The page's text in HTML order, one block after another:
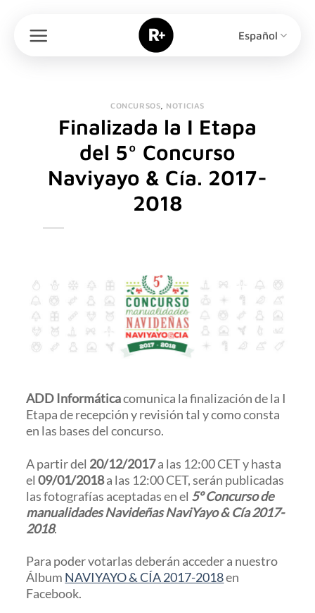
contenido
Español
CONCURSOS NOTICIAS
Finalizada la I Etapa
del 5º Concurso
Naviyayo & Cía. 2017-
2018
ADD Informáticacomunica la finalización de la I
Etapa de recepción y revisión tal y como consta
en las bases del concurso.
A partir del 20/12/2017a las 12:00 CET y hasta
el09/01/2018a las 12:00 CET, serán publicadas
las fotografías aceptadas en el 5º Concurso de
manualidades Navideñas NaviYayo & Cía 2017-
2018.
Para poder votarlas deberán acceder a nuestro
Álbum NAVIYAYO & CÍA 2017-2018en
Facebook.